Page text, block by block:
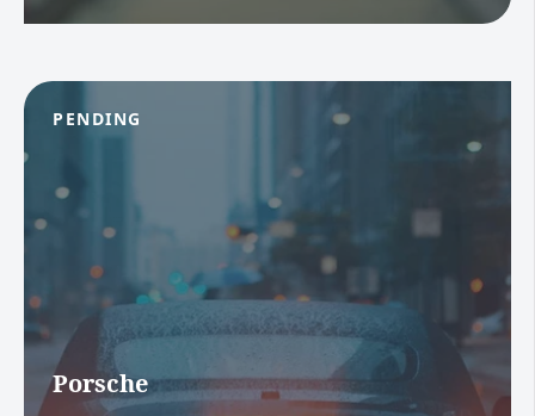
PENDING
Porsche